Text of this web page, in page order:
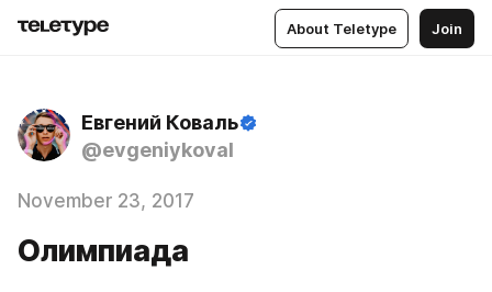
About Teletype Join
Евгений Коваль
@evgeniykoval
November 23, 2017
Олимпиада